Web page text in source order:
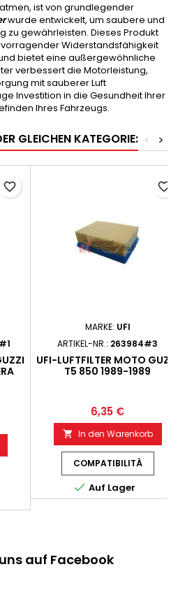
ist von grundlegender
wurde entwickelt, um saubere und
zu gewährleisten. Dieses Produkt
Widerstandsfähigkeit
bietet eine außergewöhnliche
verbessert die Motorleistung,
mit sauberer Luft
Investition in die Gesundheit Ihrer
Ihres Fahrzeugs.
GLEICHEN KATEGORIE: >
<
favorite_border
MARKE: UFI
ARTIKEL-NR.: 263984#3
UFI-LUFTFILTER MOTO GUZZI
T5 850 1989-1989
6,35 €
 In den Warenkorb
COMPATIBILITÀ
 Auf Lager
favorite_border
auf Facebook